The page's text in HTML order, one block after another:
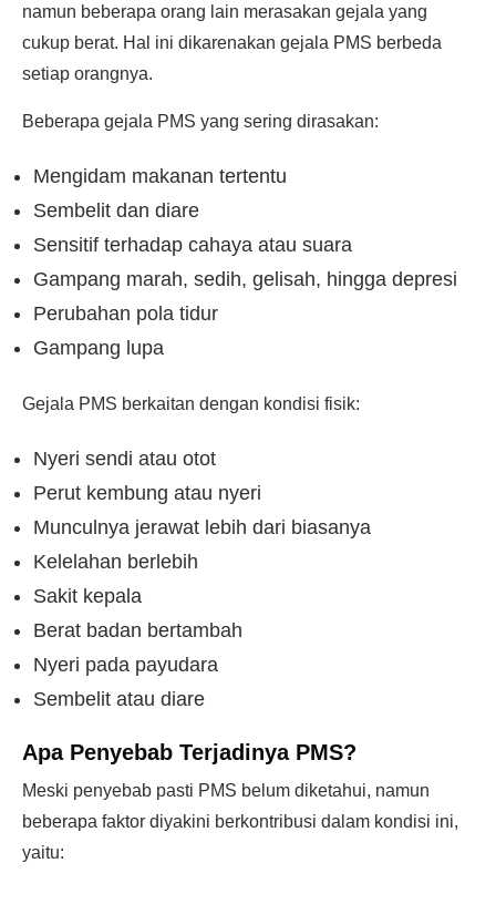
namun beberapa orang lain merasakan gejala yang
cukup berat. Hal ini dikarenakan gejala PMS berbeda
setiap orangnya.
Beberapa gejala PMS yang sering dirasakan:
Mengidam makanan tertentu
Sembelit dan diare
Sensitif terhadap cahaya atau suara
Gampang marah, sedih, gelisah, hingga depresi
Perubahan pola tidur
Gampang lupa
Gejala PMS berkaitan dengan kondisi fisik:
Nyeri sendi atau otot
Perut kembung atau nyeri
Munculnya jerawat lebih dari biasanya
Kelelahan berlebih
Sakit kepala
Berat badan bertambah
Nyeri pada payudara
Sembelit atau diare
Apa Penyebab Terjadinya PMS?
Meski penyebab pasti PMS belum diketahui, namun
beberapa faktor diyakini berkontribusi dalam kondisi ini,
yaitu: